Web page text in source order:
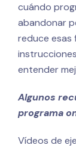
cuándo
abandonar
reduce
entender
Algunos
programa
Vídeos de